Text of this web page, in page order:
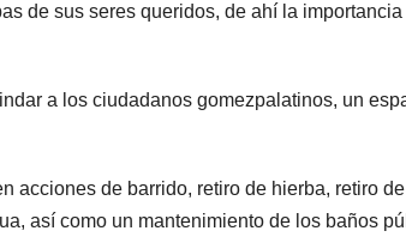
de sus seres queridos, de ahí la
a los ciudadanos gomezpalatinos, un
acciones de barrido, retiro de hierba, retiro
así como un mantenimiento de los baños